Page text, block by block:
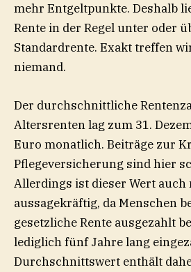
mehr Entgeltpunkte. Deshalb
Rente in der Regel unter oder
Standardrente. Exakt treffen
niemand.
Der durchschnittliche
Altersrenten lag zum 31.
Euro monatlich. Beiträge zur
Pflegeversicherung sind hier
Allerdings ist dieser Wert auch
aussagekräftig, da Menschen
gesetzliche Rente ausgezahlt
lediglich fünf Jahre lang
Durchschnittswert enthält